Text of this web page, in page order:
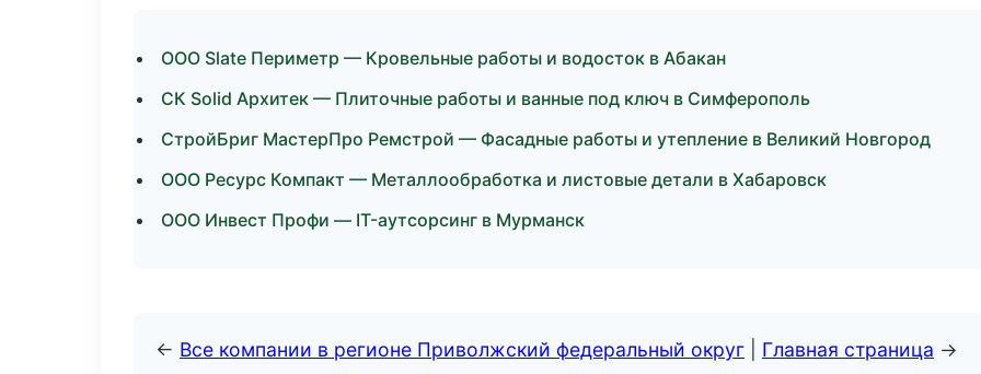
ООО Slate Периметр — Кровельные работы и водосток в Абакан
СК Solid Архитек — Плиточные работы и ванные под ключ в Симферополь
СтройБриг МастерПро Ремстрой — Фасадные работы и утепление в Великий Новгород
ООО Ресурс Компакт — Металлообработка и листовые детали в Хабаровск
ООО Инвест Профи — IT-аутсорсинг в Мурманск
← Все компании в регионе Приволжский федеральный округ Главная страница →